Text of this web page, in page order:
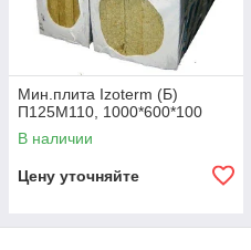
Мин.плита Izoterm (Б)
П125М110, 1000*600*100
В наличии
Цену уточняйте